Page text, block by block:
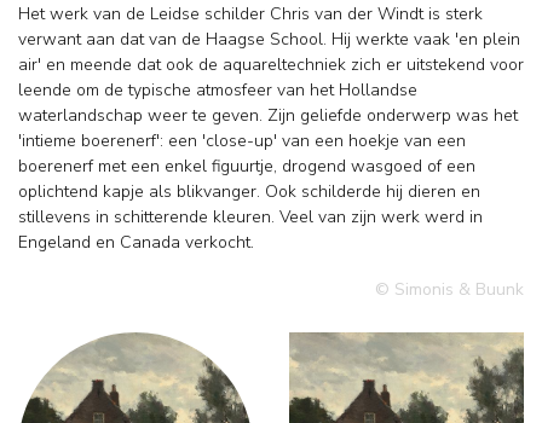
Het werk van de Leidse schilder Chris van der Windt is sterk
verwant aan dat van de Haagse School. Hij werkte vaak 'en plein
air' en meende dat ook de aquareltechniek zich er uitstekend voor
leende om de typische atmosfeer van het Hollandse
waterlandschap weer te geven. Zijn geliefde onderwerp was het
'intieme boerenerf': een 'close-up' van een hoekje van een
boerenerf met een enkel figuurtje, drogend wasgoed of een
oplichtend kapje als blikvanger. Ook schilderde hij dieren en
stillevens in schitterende kleuren. Veel van zijn werk werd in
© Simonis & Buunk